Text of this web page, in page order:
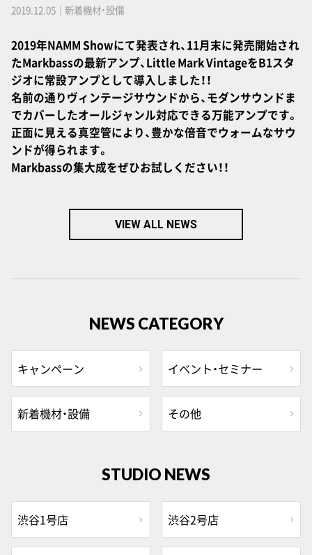
2019.12.05｜新着機材・設備
2019年NAMM Showにて発表され、11月末に発売開始され
たMarkbassの最新アンプ、Little Mark VintageをB1スタ
ジオに常設アンプとして導入しました！！
名前の通りヴィンテージサウンドから、モダンサウンドま
でカバーしたオールジャンル対応できる万能アンプです。
正面に見える真空管により、豊かな倍音でウォームなサウ
ンドが得られます。
Markbassの集大成をぜひお試しください！！
VIEW ALL NEWS
NEWS CATEGORY
キャンペーン イベント・セミナー
新着機材・設備 その他
STUDIO NEWS
渋谷1号店 渋谷2号店